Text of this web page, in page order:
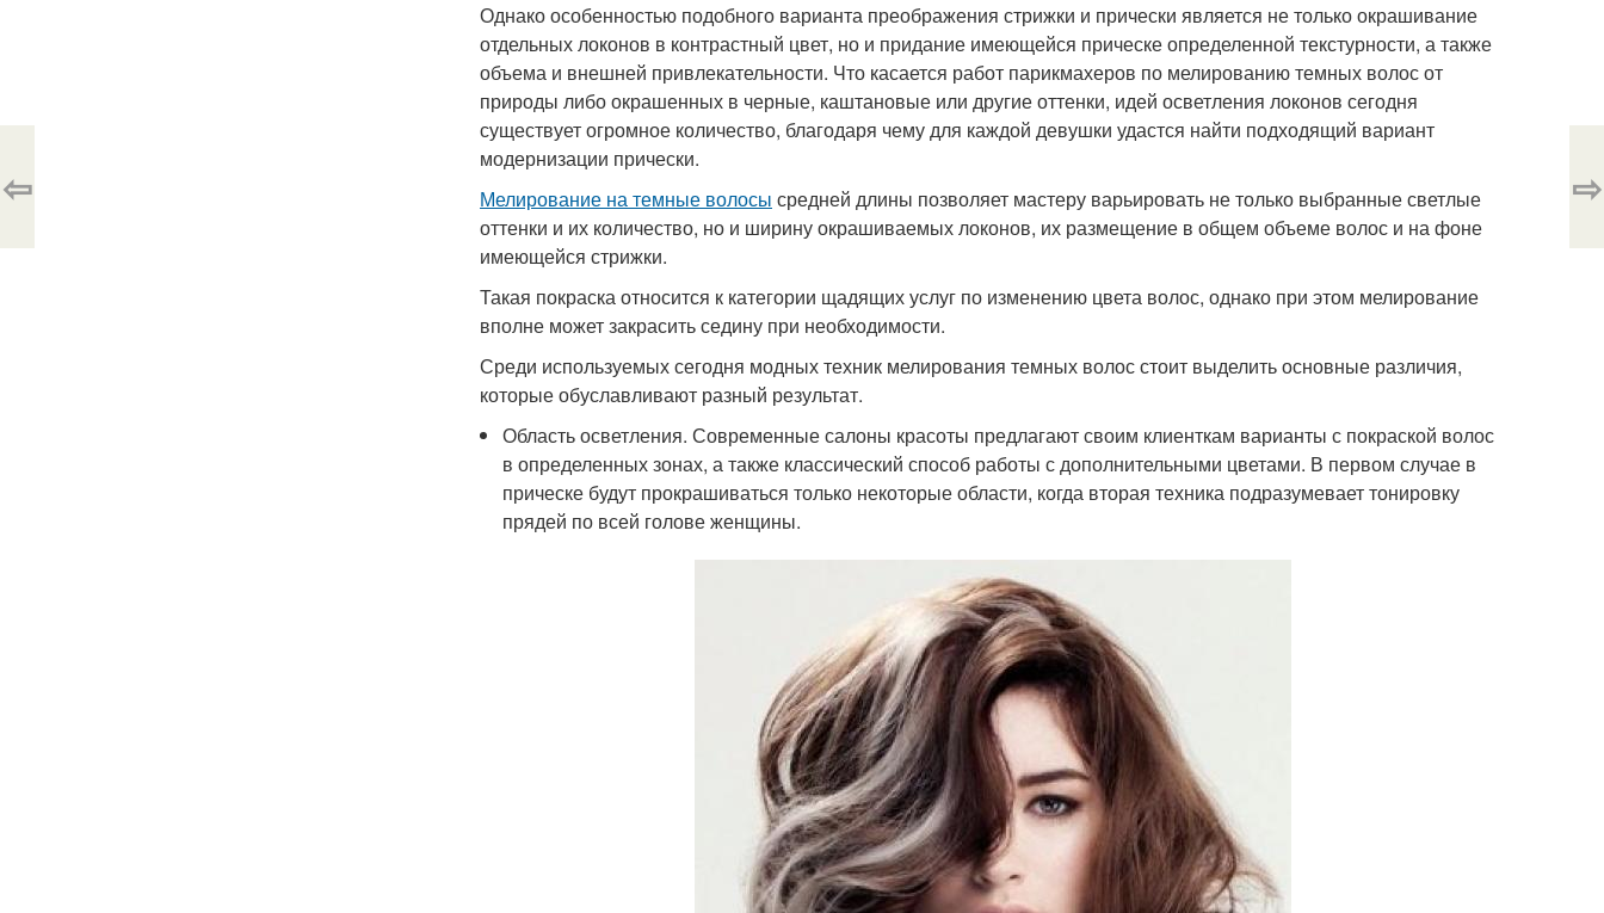
Однако особенностью подобного варианта преображения стрижки и прически является не только окрашивание
отдельных локонов в контрастный цвет, но и придание имеющейся прическе определенной текстурности, а также
объема и внешней привлекательности. Что касается работ парикмахеров по мелированию темных волос от
природы либо окрашенных в черные, каштановые или другие оттенки, идей осветления локонов сегодня
существует огромное количество, благодаря чему для каждой девушки удастся найти подходящий вариант
модернизации прически.
Мелирование на темные волосы средней длины позволяет мастеру варьировать не только выбранные светлые
оттенки и их количество, но и ширину окрашиваемых локонов, их размещение в общем объеме волос и на фоне
имеющейся стрижки.
Такая покраска относится к категории щадящих услуг по изменению цвета волос, однако при этом мелирование
вполне может закрасить седину при необходимости.
Среди используемых сегодня модных техник мелирования темных волос стоит выделить основные различия,
которые обуславливают разный результат.
Область осветления. Современные салоны красоты предлагают своим клиенткам варианты с покраской волос
в определенных зонах, а также классический способ работы с дополнительными цветами. В первом случае в
прическе будут прокрашиваться только некоторые области, когда вторая техника подразумевает тонировку
прядей по всей голове женщины.
⇦ ⇨